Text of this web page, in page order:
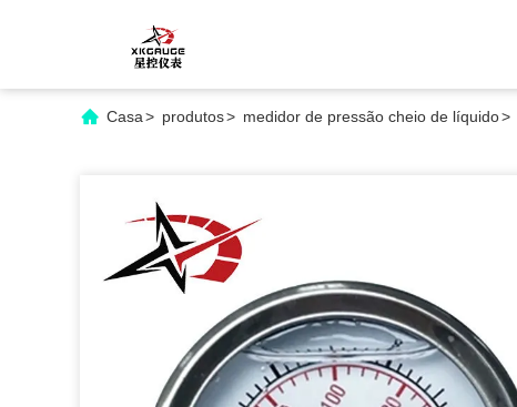
Casa> produtos> medidor de pressão cheio de líquido>